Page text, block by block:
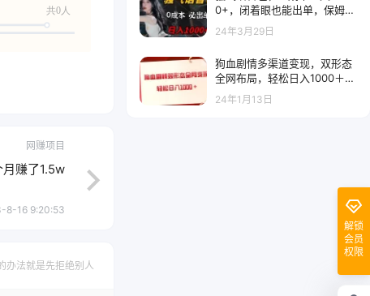
共0人
网赚项目
赚了1.5w
8-16 9:20:53
办法就是先拒绝别人
0+，闭着眼也能出单，保姆级
教程
24年3月29日
狗血剧情多渠道变现，双形态
全网布局，轻松日入1000＋，
保姆级项目拆解
24年1月13日
解锁
会员
权限